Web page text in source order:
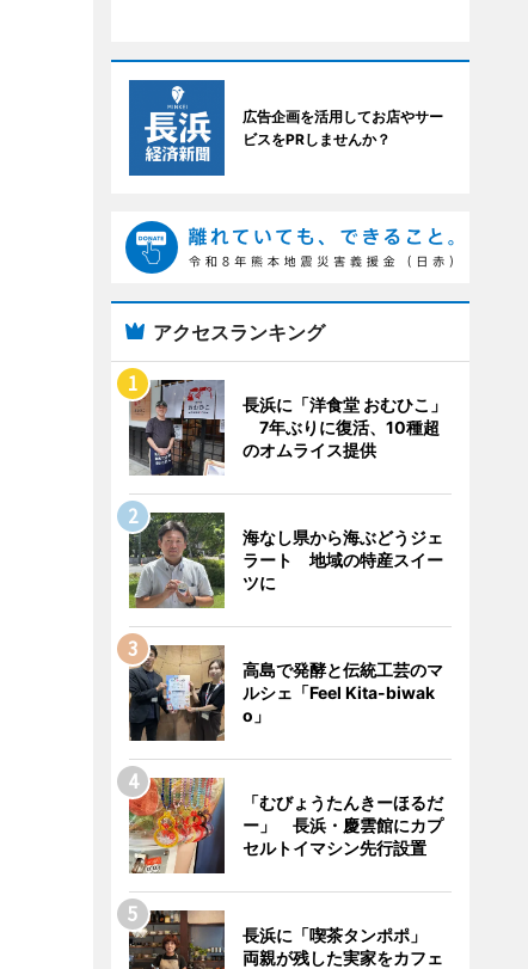
広告企画を活用してお店やサー
ビスをPRしませんか？
アクセスランキング
長浜に「洋食堂 おむひこ」
7年ぶりに復活、10種超
のオムライス提供
海なし県から海ぶどうジェ
ラート 地域の特産スイー
ツに
高島で発酵と伝統工芸のマ
ルシェ「Feel Kita-biwak
o」
「むびょうたんきーほるだ
ー」 長浜・慶雲館にカプ
セルトイマシン先行設置
長浜に「喫茶タンポポ」
両親が残した実家をカフェ